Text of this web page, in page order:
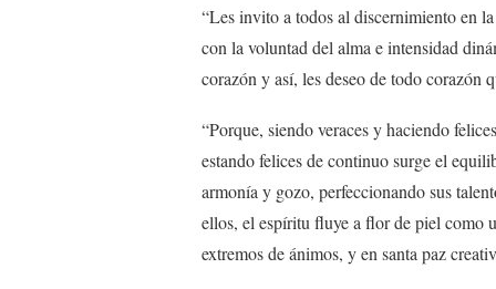
“Les invito a todos al discernimiento en
con la voluntad del alma e intensidad
corazón y así, les deseo de todo corazón
“Porque, siendo veraces y haciendo
estando felices de continuo surge el
armonía y gozo, perfeccionando sus
ellos, el espíritu fluye a flor de piel como
extremos de ánimos, y en santa paz